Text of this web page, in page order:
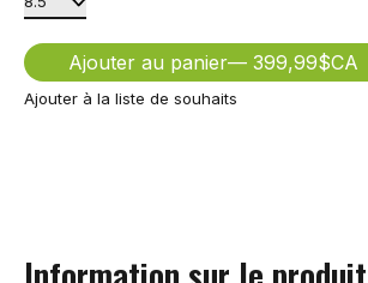
Ajouter au panier — 399,99$CA
Ajouter à la liste de souhaits